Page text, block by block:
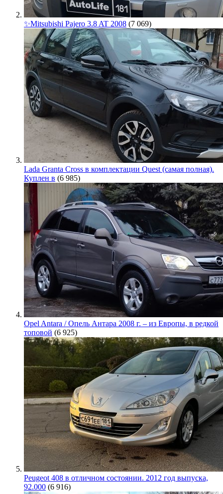
✨Mitsubishi Pajero 3.8 AT 2008 (7 069)
Lada Granta Cross в комплектации Quest (самая полная).
Куплен в (6 985)
Opel Antara / Опель Антара 2008 г. – из Европы, в редкой
топовой (6 925)
Peugeot 408 в отличном состоянии. 2012 год выпуска,
92.000 (6 916)